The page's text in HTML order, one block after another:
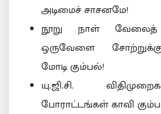
அடிமைச் சாசனமே!
நூறு நாள் வேலைத்
ஒருவேளை
மோடி கும்பல்!
யு.ஜி.சி.
போராட்டங்கள் காவி